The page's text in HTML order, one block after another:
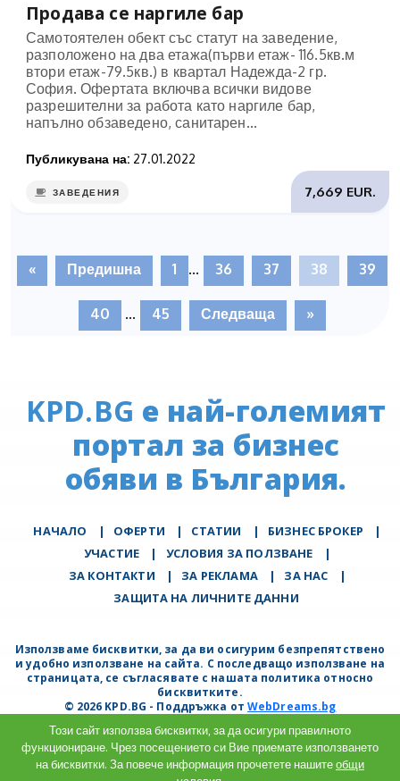
Продава се наргиле бар
Самотоятелен обект със статут на заведение,
разположено на два етажа(първи етаж- 116.5кв.м
втори етаж-79.5кв.) в квартал Надежда-2 гр.
София. Офертата включва всички видове
разрешителни за работа като наргиле бар,
напълно обзаведено, санитарен...
Публикувана на: 27.01.2022
7,669 EUR.
ЗАВЕДЕНИЯ
« Предишна 1 ... 36 37 38 39
40 ... 45 Следваща »
KPD.BG е най-големият
портал за бизнес
обяви в България.
НАЧАЛО | ОФЕРТИ | СТАТИИ | БИЗНЕС БРОКЕР
|
УЧАСТИЕ
| УСЛОВИЯ ЗА ПОЛЗВАНЕ
|
ЗА КОНТАКТИ
| ЗА РЕКЛАМА | ЗА НАС
|
ЗАЩИТА НА ЛИЧНИТЕ ДАННИ
Използваме бисквитки, за да ви осигурим безпрепятствено
и удобно използване на сайта. С последващо използване на
страницата, се съгласявате с нашата политика относно
бисквитките.
© 2026 KPD.BG - Поддръжка отWebDreams.bg
Този сайт използва бисквитки, за да осигури правилното
функциониране. Чрез посещението си Вие приемате използването
на бисквитки. За повече информация прочетете нашитеобщи